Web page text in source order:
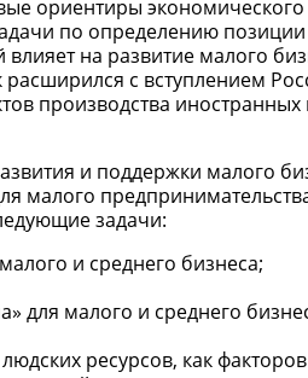
ориентиры экономического
по определению
на развитие малого
с вступлением
производства иностранных
и поддержки малого
малого
задачи:
и среднего бизнеса;
для малого и среднего
ресурсов, как